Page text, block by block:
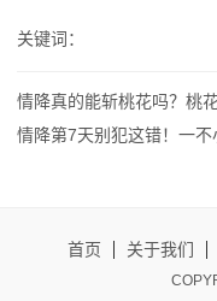
关键词：
情降真的能斩桃花吗？桃
情降第7天别犯这错！一
首页 关于我们